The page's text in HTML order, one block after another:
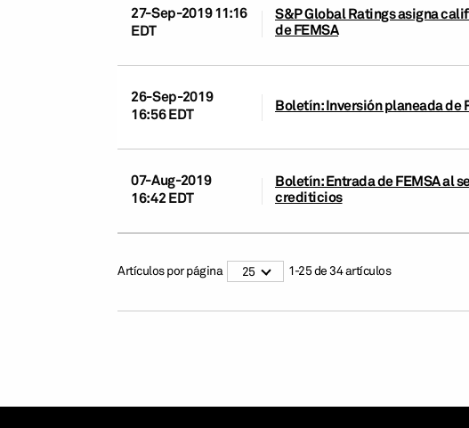
27-Sep-2019 11:16
EDT
S&P Global Ratings asigna
de FEMSA
26-Sep-2019
16:56 EDT
Boletín: Inversión planeada de
07-Aug-2019
16:42 EDT
Boletín: Entrada de FEMSA al
crediticios
Artículos por página 25 1-25de34artículos